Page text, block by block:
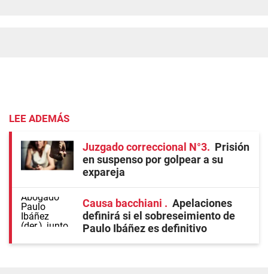
LEE ADEMÁS
Juzgado correccional N°3
Prisión
en suspenso por golpear a su
expareja
Causa bacchiani
Apelaciones
definirá si el sobreseimiento de
Paulo Ibáñez es definitivo